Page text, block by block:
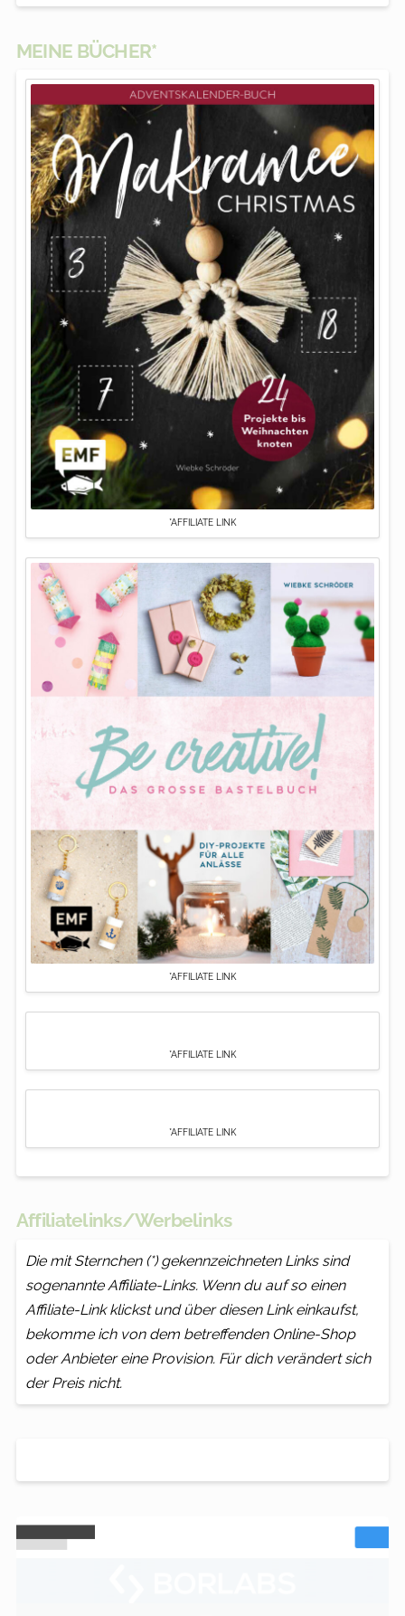
MEINE BÜCHER*
*AFFILIATE LINK
*AFFILIATE LINK
*AFFILIATE LINK
*AFFILIATE LINK
Affiliatelinks/Werbelinks
Die mit Sternchen (*) gekennzeichneten Links sind
sogenannte Affiliate-Links. Wenn du auf so einen
Affiliate-Link klickst und über diesen Link einkaufst,
bekomme ich von dem betreffenden Online-Shop
oder Anbieter eine Provision. Für dich verändert sich
der Preis nicht.